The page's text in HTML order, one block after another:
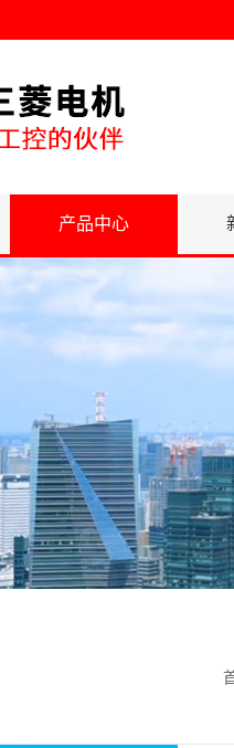
产品中心